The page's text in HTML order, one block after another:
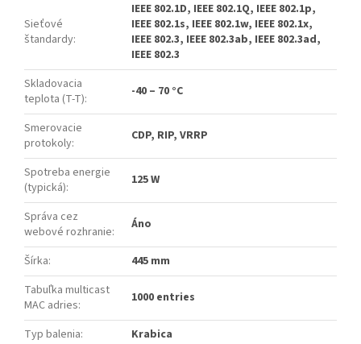
Sieťové
štandardy:
IEEE 802.1D, IEEE 802.1Q, IEEE 802.1p,
IEEE 802.1s, IEEE 802.1w, IEEE 802.1x,
IEEE 802.3, IEEE 802.3ab, IEEE 802.3ad,
IEEE 802.3
Skladovacia
teplota (T-T): -40 – 70 °C
Smerovacie
protokoly: CDP, RIP, VRRP
Spotreba energie
(typická): 125 W
Správa cez
webové rozhranie: Áno
Šírka:
445 mm
Tabuľka multicast
MAC adries: 1000 entries
Typ balenia:
Krabica